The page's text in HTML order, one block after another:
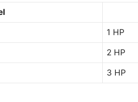
1 HP
2 HP
3 HP